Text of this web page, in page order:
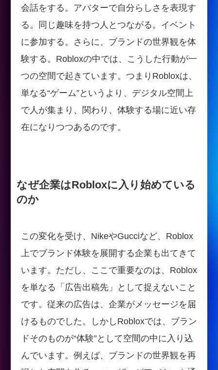
会話をする。アバターで自分らしさを表現す
る。同じ趣味を持つ人とつながる。イベント
に参加する。さらに、ブランドの世界観を体
験する。Robloxの中では、こうした行動が一
つの空間で起きています。つまりRobloxは、
単なる“ゲーム”というより、デジタル空間上
で人が集まり、関わり、体験する場に近い存
在になりつつあるのです。
なぜ企業はRobloxに入り始めている
のか
この変化を受け、NikeやGucciなど、Roblox
上でブランド体験を展開する企業も出てきて
います。ただし、ここで重要なのは、Roblox
を単なる「広告出稿先」として捉えないこと
です。従来の広告は、企業がメッセージを届
けるものでした。しかしRobloxでは、ブラン
ドそのものが“体験”として空間の中に入り込
んでいます。例えば、ブランドの世界観を再